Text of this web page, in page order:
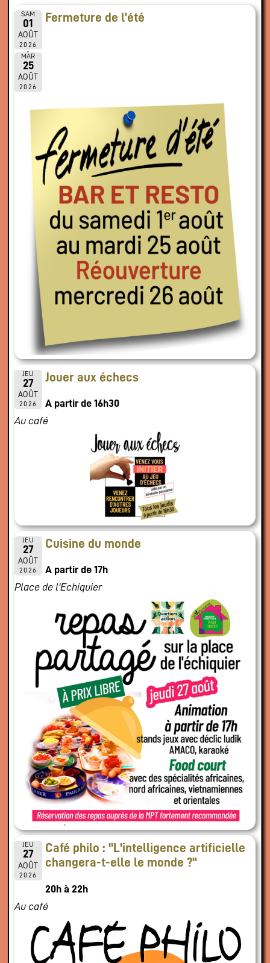
SAM
01
AOÛT
2026
MAR
25
AOÛT
2026
Fermeture de l'été
JEU
27
AOÛT
2026
Jouer aux échecs
A partir de 16h30
Au café
JEU
27
AOÛT
2026
Cuisine du monde
A partir de 17h
Place de l'Echiquier
JEU
27
AOÛT
2026
Café philo : "L'intelligence artificielle
changera-t-elle le monde ?"
20h à 22h
Au café